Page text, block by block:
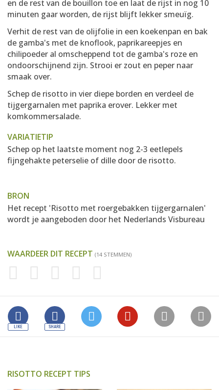
en de rest van de bouillon toe en laat de rijst in nog 10
minuten gaar worden, de rijst blijft lekker smeuïg.
Verhit de rest van de olijfolie in een koekenpan en bak
de gamba's met de knoflook, paprikareepjes en
chilipoeder al omscheppend tot de gamba's roze en
ondoorschijnend zijn. Strooi er zout en peper naar
smaak over.
Schep de risotto in vier diepe borden en verdeel de
tijgergarnalen met paprika erover. Lekker met
komkommersalade.
VARIATIETIP
Schep op het laatste moment nog 2-3 eetlepels
fijngehakte peterselie of dille door de risotto.
BRON
Het recept 'Risotto met roergebakken tijgergarnalen'
wordt je aangeboden door het Nederlands Visbureau
WAARDEER DIT RECEPT (14 STEMMEN)
RISOTTO RECEPT TIPS